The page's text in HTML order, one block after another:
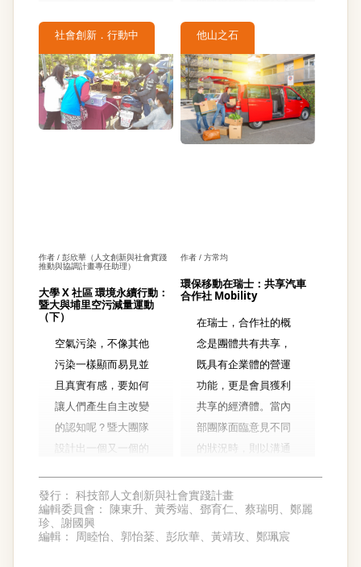
軍的帽子拿旗子在帶
路跟指揮交通；其他
的人則戴著大大的耳
機，是不是在邊走邊
聽音樂……？這一群
的傳統聚落，居民也
都透過家園地景風貌
的保存、復興及營造
等行動，持續創造
「地方感」，甚至賦
予其新的詮釋。
社會創新．行動中
作者 / 彭欣華（人文創新與社會實踐
推動與協調計畫專任助理）
大學 X 社區 環境永續行動：
暨大與埔里空污減量運動
（下）
空氣污染，不像其他
污染一樣顯而易見並
且真實有感，要如何
讓人們產生自主改變
的認知呢？暨大團隊
設計出一個又一個的
驗，讓民眾了解看不
見的霾害，以及
PM2.5對生活的影
他山之石
作者 / 方常均
環保移動在瑞士：共享汽車
合作社 Mobility
在瑞士，合作社的概
念是團體共有共享，
既具有企業體的營運
功能，更是會員獲利
共享的經濟體。當內
部團隊面臨意見不同
的狀況時，則以溝通
理，同時也合乎瑞士
傳統「一人一票，票
票等值」的民主精
發行：
科技部人文創新與社會實踐計畫
編輯委員會：
陳東升、黃秀端、鄧育仁、蔡瑞明、鄭麗
珍、謝國興
編輯：
周睦怡、郭怡棻、彭欣華、黃靖玫、鄭珮宸